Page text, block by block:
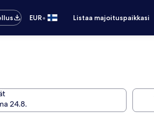
EUR• Listaa majoituspaikkasi